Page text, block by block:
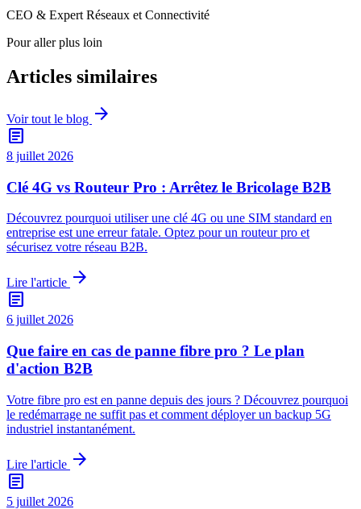
CEO & Expert Réseaux et Connectivité
Pour aller plus loin
Articles similaires
Voir tout le blog arrow_forward
article
8 juillet 2026
Clé 4G vs Routeur Pro : Arrêtez le Bricolage B2B
Découvrez pourquoi utiliser une clé 4G ou une SIM standard en
entreprise est une erreur fatale. Optez pour un routeur pro et
sécurisez votre réseau B2B.
Lire l'article arrow_forward
article
6 juillet 2026
Que faire en cas de panne fibre pro ? Le plan
d'action B2B
Votre fibre pro est en panne depuis des jours ? Découvrez pourquoi
le redémarrage ne suffit pas et comment déployer un backup 5G
industriel instantanément.
Lire l'article arrow_forward
article
5 juillet 2026